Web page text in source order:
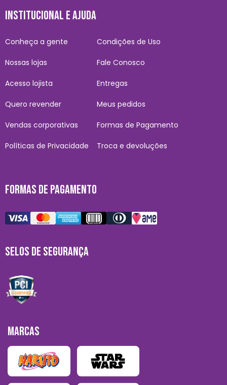
INSTITUCIONAL E AJUDA
Conheça a gente
Nossas lojas
Acesso lojista
Quero revender
Vendas corporativas
Políticas de Privacidade
Condições de Uso
Fale Conosco
Entregas
Meus pedidos
Formas de Pagamento
Troca e devoluções
FORMAS DE PAGAMENTO
SELOS DE SEGURANÇA
MARCAS